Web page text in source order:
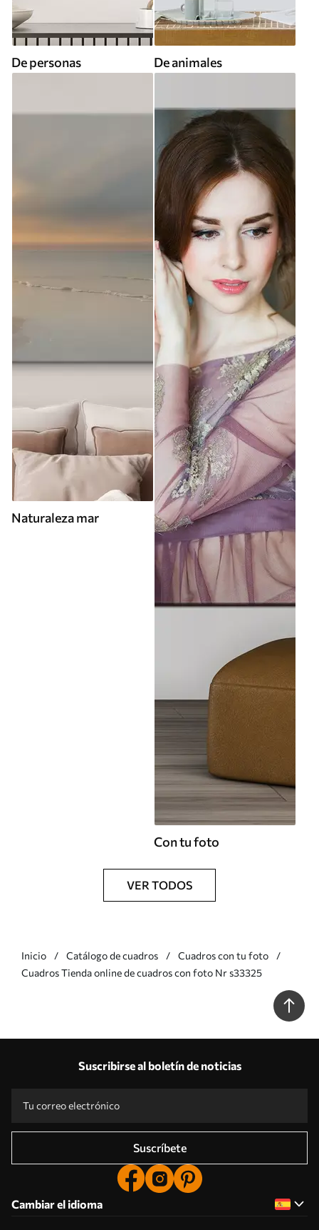
De personas De animales
Naturaleza mar
Con tu foto
VER TODOS
Inicio Catálogo de cuadros
Cuadros con tu foto
Cuadros Tienda online de cuadros con foto Nr s33325
Suscribirse al boletín de noticias
Suscríbete
Cambiar el idioma